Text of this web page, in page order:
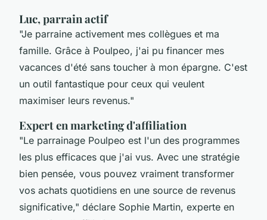
Luc, parrain actif
"Je parraine activement mes collègues et ma
famille. Grâce à Poulpeo, j'ai pu financer mes
vacances d'été sans toucher à mon épargne. C'est
un outil fantastique pour ceux qui veulent
maximiser leurs revenus."
Expert en marketing d'affiliation
"Le parrainage Poulpeo est l'un des programmes
les plus efficaces que j'ai vus. Avec une stratégie
bien pensée, vous pouvez vraiment transformer
vos achats quotidiens en une source de revenus
significative," déclare Sophie Martin, experte en